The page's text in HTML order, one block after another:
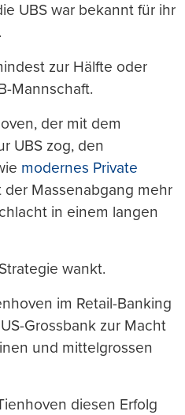
UBS war bekannt für ihr
zur Hälfte oder
Mannschaft.
der mit dem
UBS zog, den
modernes Private
der Massenabgang mehr
in einem langen
wankt.
im Retail-Banking
Grossbank zur Macht
und mittelgrossen
diesen Erfolg